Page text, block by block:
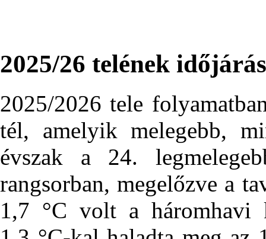
2025/26 telének
2025/2026 tele
tél, amelyik melegebb,
évszak a 24.
rangsorban, megelőzve a
1,7 °C volt a háromhavi